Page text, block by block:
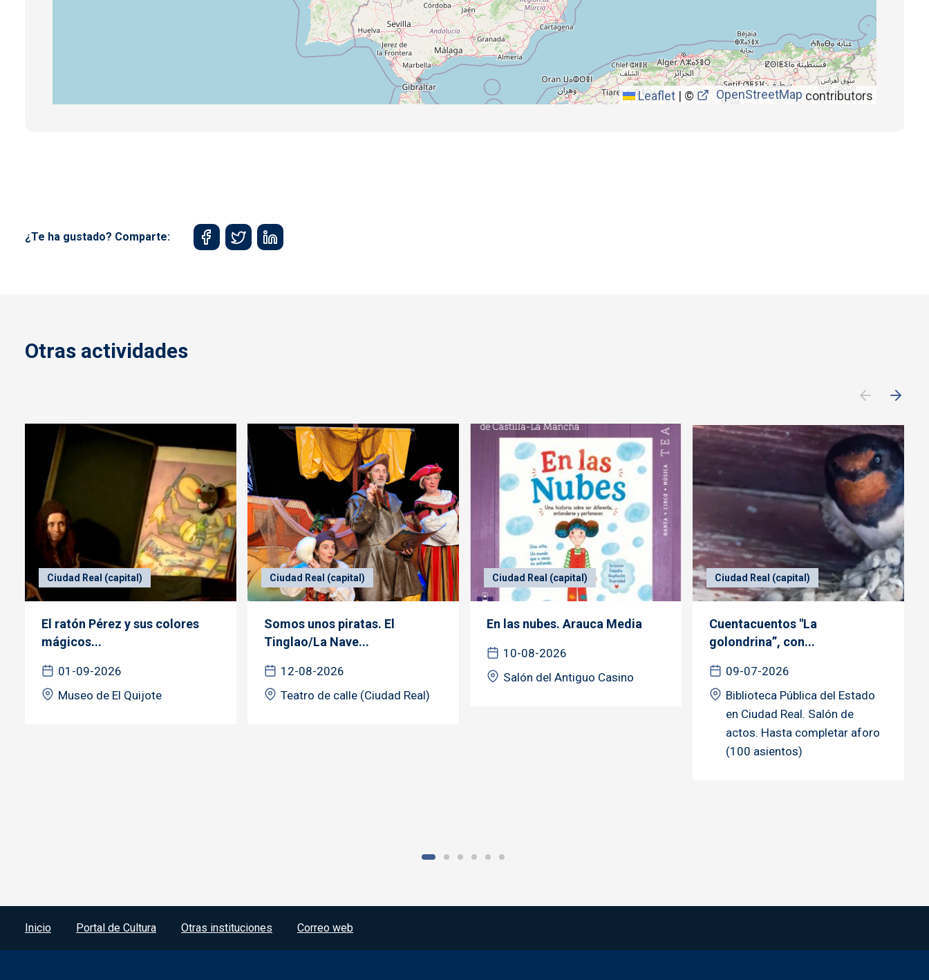
Leaflet | © OpenStreetMap contributors
¿Te ha gustado? Comparte:
Otras actividades
Ciudad Real (capital)
El ratón Pérez y sus colores
mágicos...
01-09-2026
Museo de El Quijote
Ciudad Real (capital)
Somos unos piratas. El
Tinglao/La Nave...
12-08-2026
Teatro de calle (Ciudad Real)
Ciudad Real (capital)
En las nubes. Arauca Media
10-08-2026
Salón del Antiguo Casino
Ciudad Real (capital)
Cuentacuentos "La
golondrina”, con...
09-07-2026
Biblioteca Pública del Estado
en Ciudad Real. Salón de
actos. Hasta completar aforo
(100 asientos)
Menú del pie
Inicio Portal de Cultura Otras instituciones Correo web